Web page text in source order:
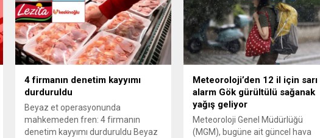
4 firmanın denetim kayyımı
durduruldu
Beyaz et operasyonunda
mahkemeden fren: 4 firmanın
denetim kayyımı durduruldu Beyaz
Meteoroloji’den 12 il için sarı
alarm Gök gürültülü sağanak
yağış geliyor
Meteoroloji Genel Müdürlüğü
(MGM), bugüne ait güncel hava